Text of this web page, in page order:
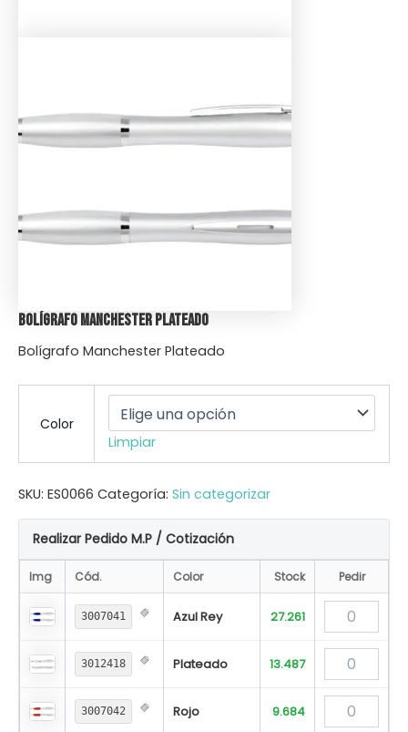
Bolígrafo Manchester Plateado
Bolígrafo Manchester Plateado
Color
Limpiar
SKU: ES0066 Categoría: Sin categorizar
Realizar Pedido M.P / Cotización
Img Cód. Color Stock Pedir
3007041 Azul Rey 27.261
3012418 Plateado 13.487
3007042 Rojo 9.684